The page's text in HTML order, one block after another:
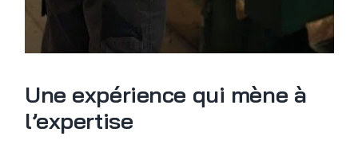
Une expérience qui mène à
l’expertise